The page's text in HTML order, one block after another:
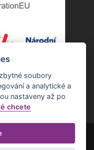
práva vyhrazena.
soubory
a analytické a
nastaveny až po
chcete